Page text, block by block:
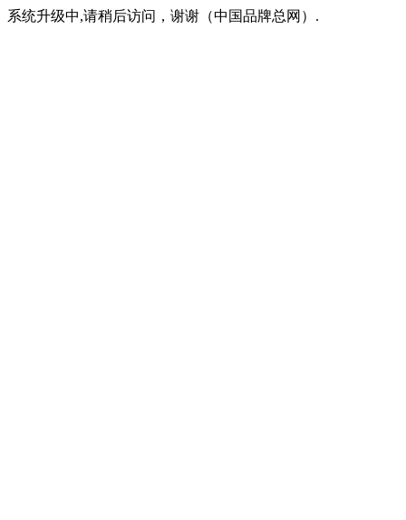
系统升级中,请稍后访问，谢谢（中国品牌总网）.